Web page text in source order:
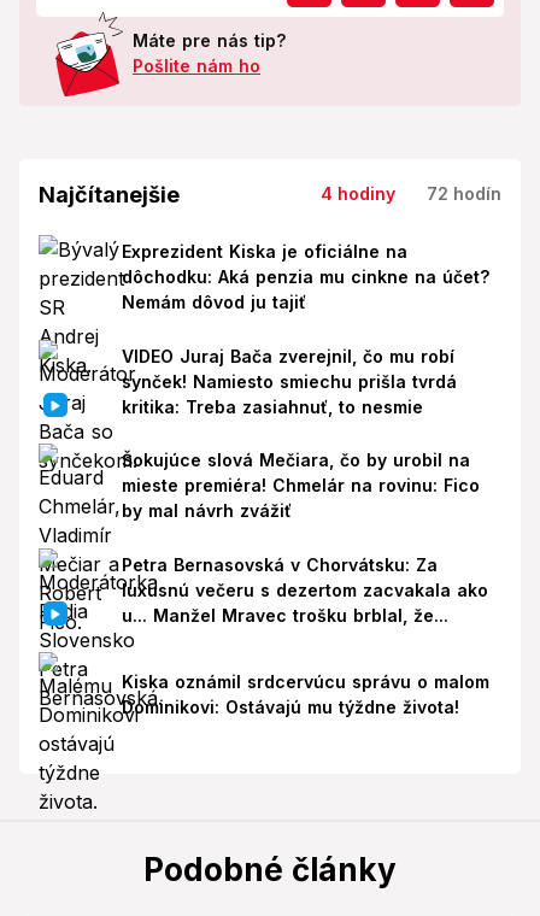
Máte pre nás tip?
Pošlite nám ho
Najčítanejšie 4 hodiny 72 hodín
Exprezident Kiska je oficiálne na
dôchodku: Aká penzia mu cinkne na účet?
Nemám dôvod ju tajiť
VIDEO Juraj Bača zverejnil, čo mu robí
synček! Namiesto smiechu prišla tvrdá
kritika: Treba zasiahnuť, to nesmie
Šokujúce slová Mečiara, čo by urobil na
mieste premiéra! Chmelár na rovinu: Fico
by mal návrh zvážiť
Petra Bernasovská v Chorvátsku: Za
luxusnú večeru s dezertom zacvakala ako
u... Manžel Mravec trošku brblal, že...
Kiska oznámil srdcervúcu správu o malom
Dominikovi: Ostávajú mu týždne života!
Podobné články